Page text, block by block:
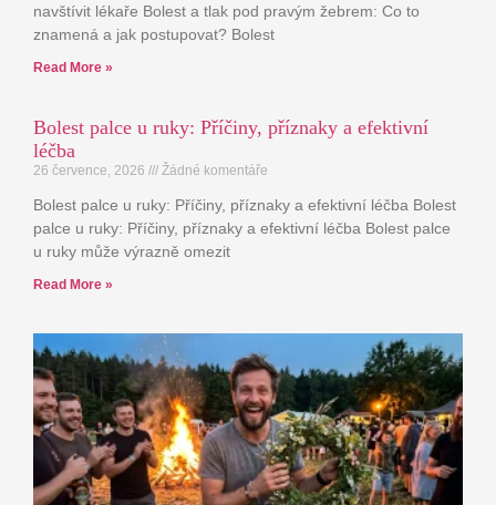
navštívit lékaře Bolest a tlak pod pravým žebrem: Co to
znamená a jak postupovat? Bolest
Read More »
Bolest palce u ruky: Příčiny, příznaky a efektivní
léčba
26 července, 2026 Žádné komentáře
Bolest palce u ruky: Příčiny, příznaky a efektivní léčba Bolest
palce u ruky: Příčiny, příznaky a efektivní léčba Bolest palce
u ruky může výrazně omezit
Read More »